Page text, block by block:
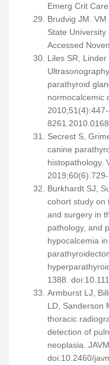
Emerg Crit
Brudvig JM.
State University
Accessed
Liles SR, Linder
parathyroid
normocalcemic
Secrest S,
canine
histopathology.
Burkhardt SJ,
cohort study on
and surgery in
pathology, and
hypocalcemia
1388.
Armburst LJ,
LD, Sanderson
thoracic
detection of
neoplasia.
doi:10.2460/